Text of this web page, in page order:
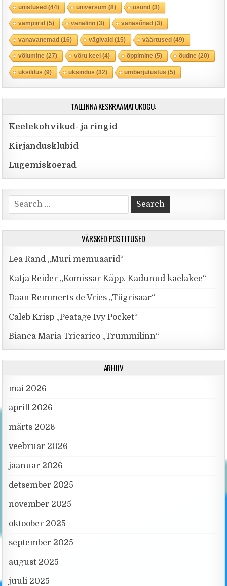
unistused(44) universum (8) usund(3)
vampiirid(5) vanalinn(3) vanasõnad(3)
vanavanemad(16) vägivald(15) väärtused(49)
võlumine (27) võru keel(4) õppimine (5) õudne (20)
üksildus (9) üksindus (32) ümberjutustus (5)
TALLINNA KESKRAAMATUKOGU:
Keelekohvikud- ja ringid
Kirjandusklubid
Lugemiskoerad
Search for:
VÄRSKED POSTITUSED
Lea Rand „Muri memuaarid“
Katja Reider „Komissar Käpp. Kadunud kaelakee“
Daan Remmerts de Vries „Tiigrisaar“
Caleb Krisp „Peatage Ivy Pocket“
Bianca Maria Tricarico „Trummilinn“
ARHIIV
mai 2026
aprill 2026
märts 2026
veebruar 2026
jaanuar 2026
detsember 2025
november 2025
oktoober 2025
september 2025
august 2025
juuli 2025